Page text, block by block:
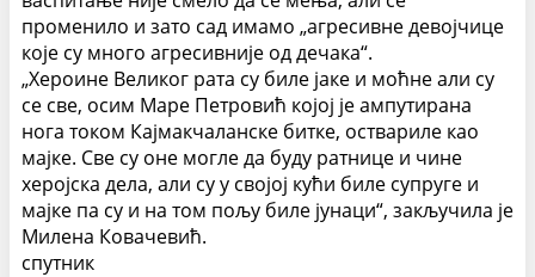
променило и зато сад имамо „агресивне девојчице
које су много агресивније од дечака“.
„Хероине Великог рата су биле јаке и моћне али су
се све, осим Маре Петровић којој је ампутирана
нога током Кајмакчаланске битке, оствариле као
мајке. Све су оне могле да буду ратнице и чине
херојска дела, али су у својој кући биле супруге и
мајке па су и на том пољу биле јунаци“, закључила је
Милена Ковачевић.
спутник